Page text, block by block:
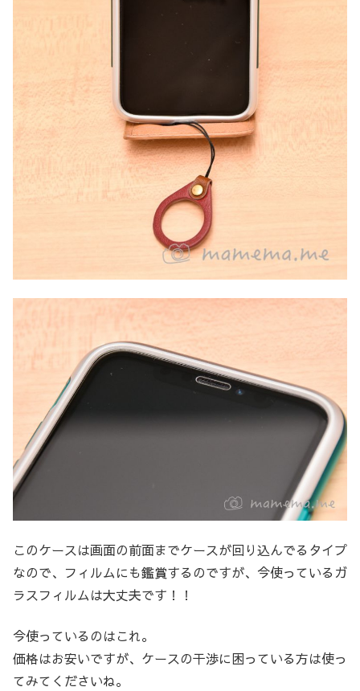
このケースは画面の前面までケースが回り込んでるタイプ
なので、フィルムにも鑑賞するのですが、今使っているガ
ラスフィルムは大丈夫です！！
今使っているのはこれ。
価格はお安いですが、ケースの干渉に困っている方は使っ
てみてくださいね。